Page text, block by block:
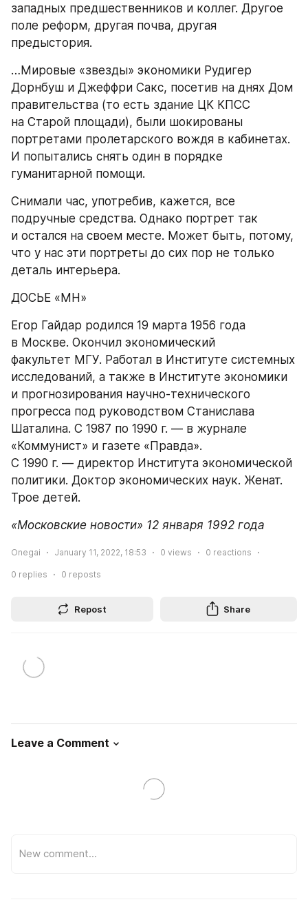
западных предшественников и коллег. Другое
поле реформ, другая почва, другая
предыстория.
…Мировые «звезды» экономики Рудигер
Дорнбуш и Джеффри Сакс, посетив на днях Дом
правительства (то есть здание ЦК КПСС
на Старой площади), были шокированы
портретами пролетарского вождя в кабинетах.
И попытались снять один в порядке
гуманитарной помощи.
Снимали час, употребив, кажется, все
подручные средства. Однако портрет так
и остался на своем месте. Может быть, потому,
что у нас эти портреты до сих пор не только
деталь интерьера.
ДОСЬЕ «МН»
Егор Гайдар родился 19 марта 1956 года
в Москве. Окончил экономический
факультет МГУ. Работал в Институте системных
исследований, а также в Институте экономики
и прогнозирования научно-технического
прогресса под руководством Станислава
Шаталина. С 1987 по 1990 г. — в журнале
«Коммунист» и газете «Правда».
С 1990 г. — директор Института экономической
политики. Доктор экономических наук. Женат.
Трое детей.
«Московские новости» 12 января 1992 года
Onegai January 11, 2022, 18:53 0 views 0 reactions
0 replies 0 reposts
Repost Share
Leave a Comment